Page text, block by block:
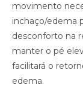
movimento
inchaço/edema
desconforto na
manter o pé
facilitará o
edema.